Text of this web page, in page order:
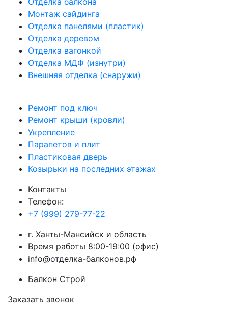
Монтаж сайдинга
Отделка панелями (пластик)
Отделка деревом
Отделка вагонкой
Отделка МДФ (изнутри)
Внешняя отделка (снаружи)
Ремонт под ключ
Ремонт крыши (кровли)
Укрепление
Парапетов и плит
Пластиковая дверь
Козырьки на последних этажах
Контакты
Телефон:
+7 (999) 279-77-22
г. Ханты-Мансийск и область
Время работы 8:00-19:00 (офис)
info@отделка-балконов.рф
Балкон Строй
Заказать звонок